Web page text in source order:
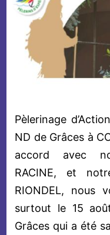
Pèlerinage
ND de Grâces à
accord avec
RACINE, et
RIONDEL, nous
surtout le 15
Grâces qui a été